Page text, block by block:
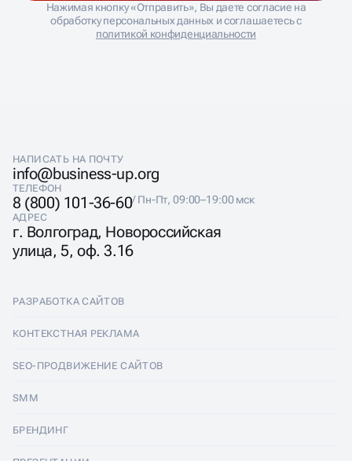
Нажимая кнопку «Отправить», Вы даете согласие на
обработку персональных данных и соглашаетесь с
политикой конфиденциальности
НАПИСАТЬ НА ПОЧТУ
info@business-up.org
ТЕЛЕФОН
8 (800) 101-36-60/ Пн-Пт, 09:00–19:00 мск
АДРЕС
г. Волгоград, Новороссийская
улица, 5, оф. 3.16
РАЗРАБОТКА САЙТОВ
Разработка сайтов
Корпоративные сайты
КОНТЕКСТНАЯ РЕКЛАМА
Контекстная реклама
SEO-ПРОДВИЖЕНИЕ САЙТОВ
SEO-продвижение сайтов
SMM
SMM
БРЕНДИНГ